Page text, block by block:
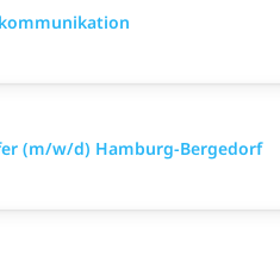
(m/w/d) Hamburg-Bergedorf